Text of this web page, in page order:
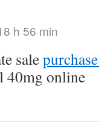
h 56 min
sale
40mg online